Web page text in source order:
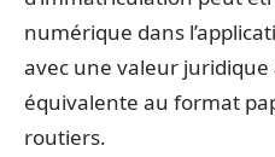
numérique dans
avec une valeur
équivalente au format
routiers.